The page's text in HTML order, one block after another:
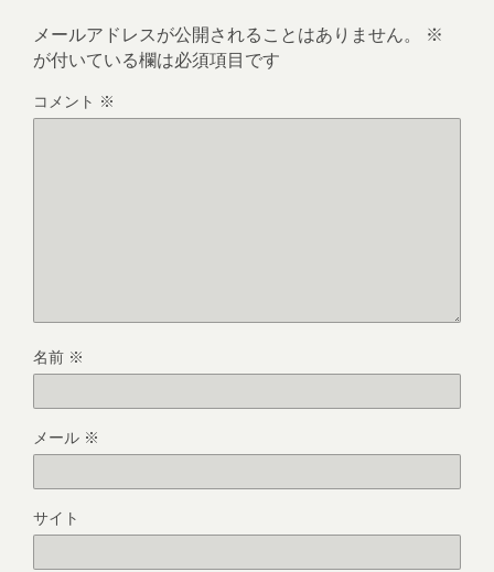
メールアドレスが公開されることはありません。
※
が付いている欄は必須項目です
コメント ※
名前 ※
メール ※
サイト